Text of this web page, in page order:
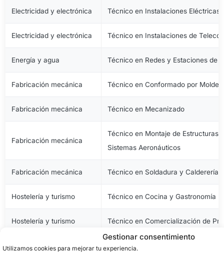
Gestionar consentimiento
Utilizamos cookies para mejorar tu experiencia.
Electricidad y electrónica Técnico en Instalaciones Eléctricas
Electricidad y electrónica Técnico en Instalaciones de
Energía y agua Técnico en Redes y Estaciones de
Fabricación mecánica Técnico en Conformado por
Fabricación mecánica Técnico en Mecanizado
Fabricación mecánica
Técnico en Montaje de Estructuras
Sistemas Aeronáuticos
Fabricación mecánica Técnico en Soldadura y Calderería
Hostelería y turismo Técnico en Cocina y Gastronomía
Hostelería y turismo Técnico en Comercialización de
Hostelería y turismo Técnico en Servicios en